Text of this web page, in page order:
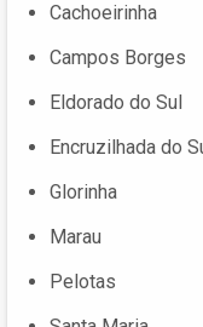
Cachoeirinha
Campos Borges
Eldorado do Sul
Encruzilhada do
Glorinha
Marau
Pelotas